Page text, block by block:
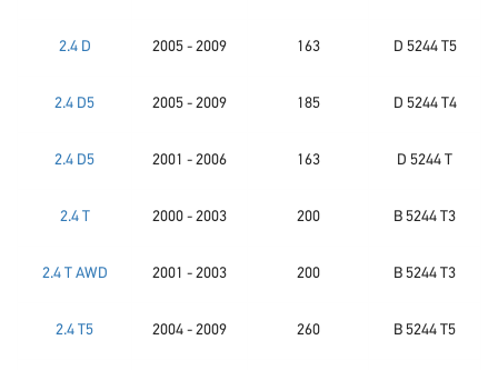
2.4 D 2005 - 2009 163 D 5244 T5
2.4 D5 2005 - 2009 185 D 5244 T4
2.4 D5 2001 - 2006 163 D 5244 T
2.4 T 2000 - 2003 200 B 5244 T3
2.4 T AWD 2001 - 2003 200 B 5244 T3
2.4 T5 2004 - 2009 260 B 5244 T5